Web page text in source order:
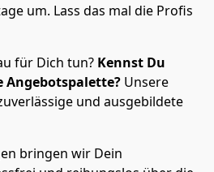
um. Lass das mal die Profis
für Dich tun? Kennst Du
Angebotspalette? Unsere
und ausgebildete
bringen wir Dein